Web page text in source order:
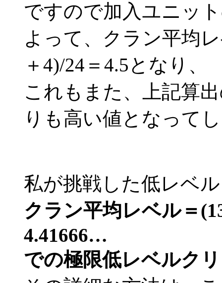
ですので加入ユニッ
よって、クラン平均
＋4)/24＝4.5となり、
これもまた、上記算
りも高い値となって
私が挑戦した低レベ
クラン平均レベル＝
4.41666…
での極限低レベルク